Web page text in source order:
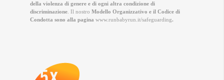
della violenza di genere e di ogni altra condizione di
discriminazione . Il nostro Modello Organizzativo e il Codice di
Condotta sono alla pagina www.runbabyrun.it/safeguarding.